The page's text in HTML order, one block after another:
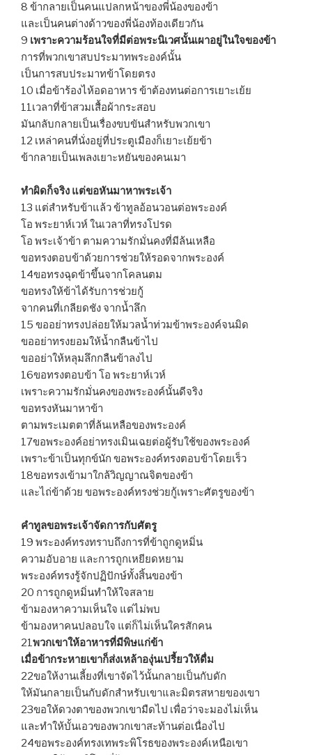
8 ข้ากลายเป็นคนแปลกหน้าของพี่น้องของข้า
และเป็นคนต่างด้าวของพี่น้องท้องเดียวกัน
9 เพราะความร้อนใจที่มีต่อพระนิเวศนั้นเผาอยู่ในใจของข้า
การที่พวกเขาสบประมาทพระองค์นั้น
เป็นการสบประมาทข้าโดยตรง
10 เมื่อข้าร้องไห้อดอาหาร ข้าต้องทนต่อการเยาะเย้ย
11เวลาที่ข้าสวมเสื้อผ้ากระสอบ
มันกลับกลายเป็นเรื่องขบขันสำหรับพวกเขา
12 เหล่าคนที่นั่งอยู่ที่ประตูเมืองก็เยาะเย้ยข้า
ข้ากลายเป็นเพลงเยาะหยันของคนเมา
ทำผิดก็จริง แต่ขอหันมาหาพระเจ้า
13 แต่สำหรับข้าแล้ว ข้าทูลอ้อนวอนต่อพระองค์
โอ พระยาห์เวห์ ในเวลาที่ทรงโปรด
โอ พระเจ้าข้า ตามความรักมั่นคงที่มีล้นเหลือ
ขอทรงตอบข้าด้วยการช่วยให้รอดจากพระองค์
14ขอทรงฉุดข้าขึ้นจากโคลนตม
ขอทรงให้ข้าได้รับการช่วยกู้
จากคนที่เกลียดชัง จากน้ำลึก
15 ขออย่าทรงปล่อยให้มวลน้ำท่วมข้าพระองค์จนมิด
ขออย่าทรงยอมให้น้ำกลืนข้าไป
ขออย่าให้หลุมลึกกลืนข้าลงไป
16ขอทรงตอบข้า โอ พระยาห์เวห์
เพราะความรักมั่นคงของพระองค์นั้นดีจริง
ขอทรงหันมาหาข้า
ตามพระเมตตาที่ล้นเหลือของพระองค์
17ขอพระองค์อย่าทรงเมินเฉยต่อผู้รับใช้ของพระองค์
เพราะข้าเป็นทุกข์นัก ขอพระองค์ทรงตอบข้าโดยเร็ว
18ขอทรงเข้ามาใกล้วิญญาณจิตของข้า
และไถ่ข้าด้วย ขอพระองค์ทรงช่วยกู้เพราะศัตรูของข้า
คำทูลขอพระเจ้าจัดการกับศัตรู
19 พระองค์ทรงทราบถึงการที่ข้าถูกดูหมิ่น
ความอับอาย และการถูกเหยียดหยาม
พระองค์ทรงรู้จักปฏิปักษ์ทั้งสิ้นของข้า
20 การถูกดูหมิ่นทำให้ใจสลาย
ข้ามองหาความเห็นใจ แต่ไม่พบ
ข้ามองหาคนปลอบใจ แต่ก็ไม่เห็นใครสักคน
21พวกเขาให้อาหารที่มีพิษแก่ข้า
เมื่อข้ากระหายเขาก็ส่งเหล้าองุ่นเปรี้ยวให้ดื่ม
22ขอให้งานเลี้ยงที่เขาจัดไว้นั้นกลายเป็นกับดัก
ให้มันกลายเป็นกับดักสำหรับเขาและมิตรสหายของเขา
23ขอให้ดวงตาของพวกเขามืดไป เพื่อว่าจะมองไม่เห็น
และทำให้บั้นเอวของพวกเขาสะท้านต่อเนื่องไป
24ขอพระองค์ทรงเทพระพิโรธของพระองค์เหนือเขา